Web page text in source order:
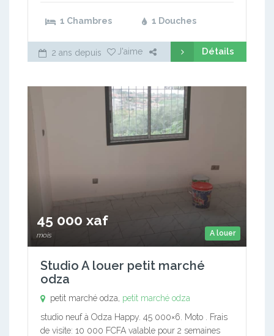
1 Chambres 1 Douches
2 ans depuis J'aime Détails
A louer
45 000 xaf
mois
Studio A louer petit marché
odza
petit marché odza, petit marché odza
studio neuf à Odza Happy. 45 000×6. Moto . Frais
de visite: 10 000 FCFA valable pour 2 semaines